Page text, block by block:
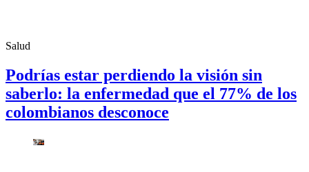
Salud
Podrías estar perdiendo la visión sin
saberlo: la enfermedad que el 77% de los
colombianos desconoce